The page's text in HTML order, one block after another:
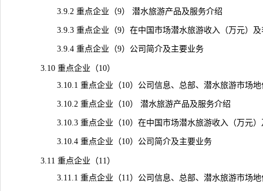
3.9.2 重点企业（9） 潜水旅游产品及服务介绍
3.9.3 重点企业（9）在中国市场潜水旅游收入（万元）及
3.9.4 重点企业（9）公司简介及主要业务
3.10 重点企业（10）
3.10.1 重点企业（10）公司信息、总部、潜水旅游市场地
3.10.2 重点企业（10） 潜水旅游产品及服务介绍
3.10.3 重点企业（10）在中国市场潜水旅游收入（万元）
3.10.4 重点企业（10）公司简介及主要业务
3.11 重点企业（11）
3.11.1 重点企业（11）公司信息、总部、潜水旅游市场地